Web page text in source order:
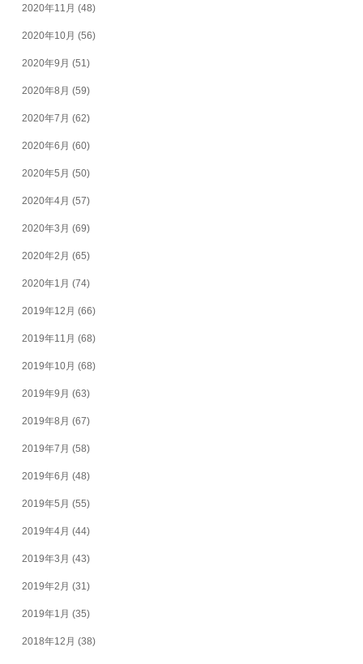
2020年11月 (48)
2020年10月 (56)
2020年9月 (51)
2020年8月 (59)
2020年7月 (62)
2020年6月 (60)
2020年5月 (50)
2020年4月 (57)
2020年3月 (69)
2020年2月 (65)
2020年1月 (74)
2019年12月 (66)
2019年11月 (68)
2019年10月 (68)
2019年9月 (63)
2019年8月 (67)
2019年7月 (58)
2019年6月 (48)
2019年5月 (55)
2019年4月 (44)
2019年3月 (43)
2019年2月 (31)
2019年1月 (35)
2018年12月 (38)